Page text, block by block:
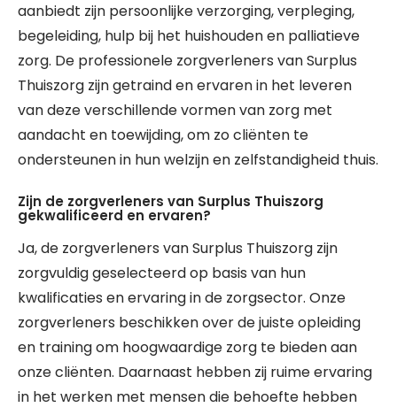
aanbiedt zijn persoonlijke verzorging, verpleging,
begeleiding, hulp bij het huishouden en palliatieve
zorg. De professionele zorgverleners van Surplus
Thuiszorg zijn getraind en ervaren in het leveren
van deze verschillende vormen van zorg met
aandacht en toewijding, om zo cliënten te
ondersteunen in hun welzijn en zelfstandigheid thuis.
Zijn de zorgverleners van Surplus Thuiszorg
gekwalificeerd en ervaren?
Ja, de zorgverleners van Surplus Thuiszorg zijn
zorgvuldig geselecteerd op basis van hun
kwalificaties en ervaring in de zorgsector. Onze
zorgverleners beschikken over de juiste opleiding
en training om hoogwaardige zorg te bieden aan
onze cliënten. Daarnaast hebben zij ruime ervaring
in het werken met mensen die behoefte hebben